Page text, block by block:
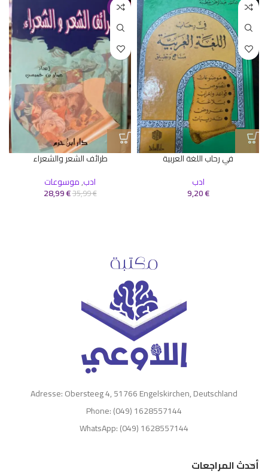
في رحاب اللغة العربية
ادب
9,20€
-19%
طرائف الشعر والشعراء
ادب,موسوعات
35,99€
28,99€
Adresse: Obersteeg 4, 51766 Engelskirchen, Deutschland
Phone: (049) 1628557144
WhatsApp: (049) 1628557144
أحدث المراجعات